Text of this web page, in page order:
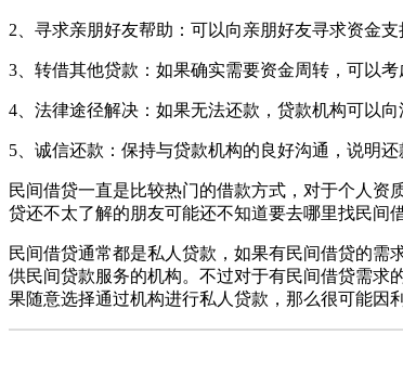
‌2、寻求亲朋好友帮助‌：可以向亲朋好友寻求资金支
‌3、转借其他贷款‌：如果确实需要资金周转，可以
‌4、法律途径解决‌：如果无法还款，贷款机构可以
‌5、诚信还款‌：保持与贷款机构的良好沟通，说明还
民间借贷一直是比较热门的借款方式，对于个人
贷还不太了解的朋友可能还不知道要去哪里找民间借
民间借贷通常都是私人贷款，如果有民间借贷的
供民间贷款服务的机构。不过对于有民间借贷需求
果随意选择通过机构进行私人贷款，那么很可能因